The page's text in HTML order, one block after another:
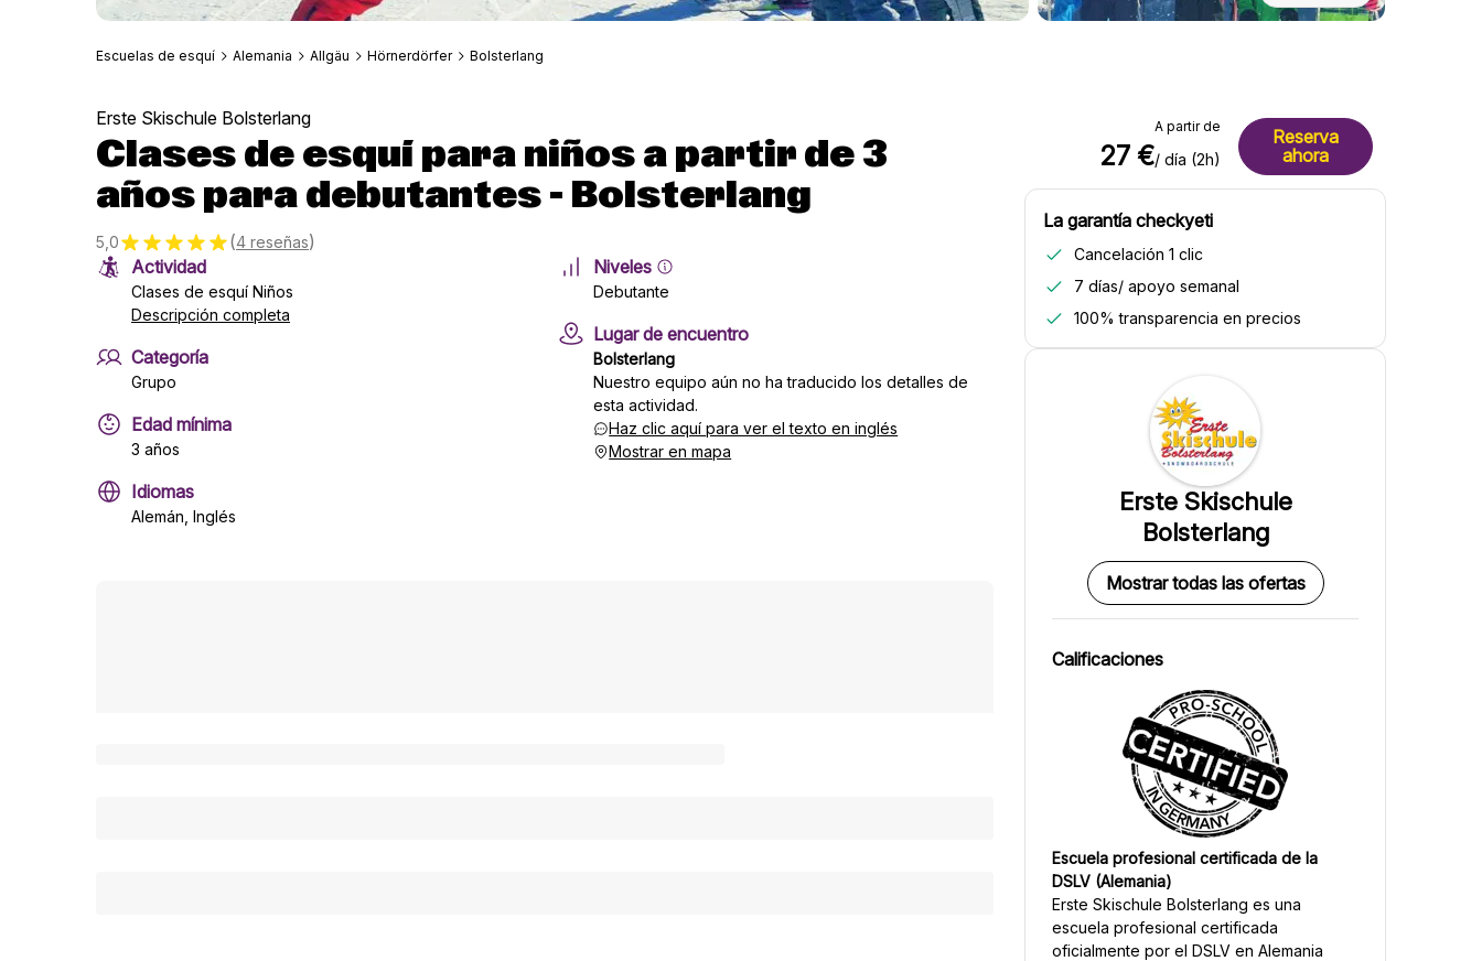
Escuelas de esquí Alemania Allgäu Hörnerdörfer Bolsterlang
Erste Skischule Bolsterlang
Clases de esquí para niños a partir de 3
años para debutantes - Bolsterlang
5,0 (4 reseñas)
Actividad
Clases de esquí Niños
Descripción completa
Categoría
Grupo
Edad mínima
3 años
Idiomas
Alemán, Inglés
Niveles
Debutante
Lugar de encuentro
Bolsterlang
Nuestro equipo aún no ha traducido los detalles de
esta actividad.
Haz clic aquí para ver el texto en inglés
Mostrar en mapa
A partir de
27 €/ día (2h)
Reserva
ahora
La garantía checkyeti
Cancelación 1 clic
7 días/ apoyo semanal
100% transparencia en precios
Erste Skischule
Bolsterlang
Mostrar todas las ofertas
Calificaciones
Escuela profesional certificada de la
DSLV (Alemania)
Erste Skischule Bolsterlang es una
escuela profesional certificada
oficialmente por el DSLV en Alemania